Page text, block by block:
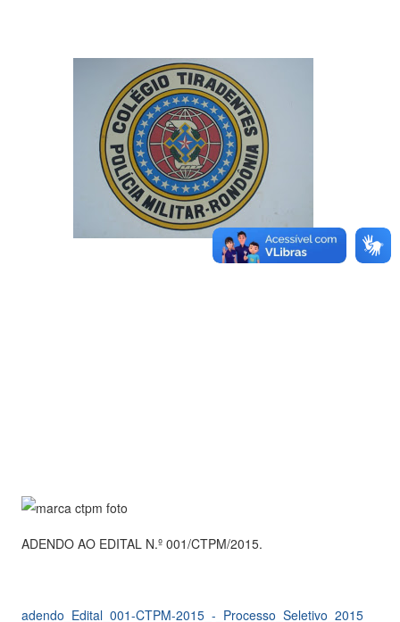
ADENDO AO EDITAL N.º 001/CTPM/2015.
adendo_Edital_001-CTPM-2015_-_Processo_Seletivo_2015